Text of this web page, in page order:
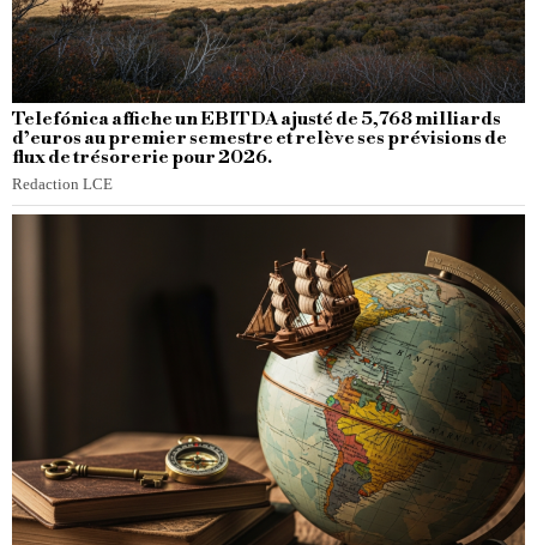
Telefónica affiche un EBITDA ajusté de 5,768 milliards
d’euros au premier semestre et relève ses prévisions de
flux de trésorerie pour 2026.
Redaction LCE